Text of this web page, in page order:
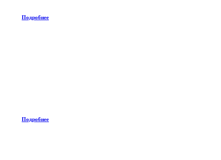
Подробнее
Подробнее